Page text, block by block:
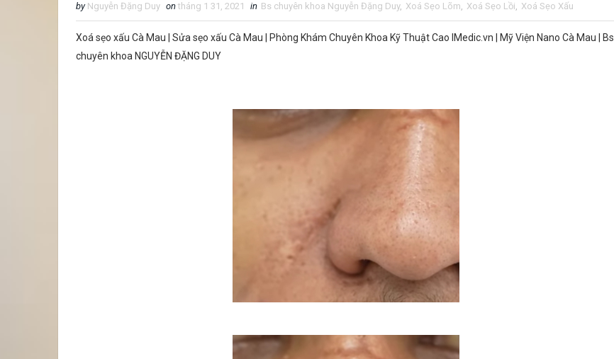
by Nguyễn Đặng Duy on tháng 1 31, 2021 in Bs chuyên khoa Nguyễn Đặng Duy, Xoá Sẹo Lõm, Xoá Sẹo Lồi, Xoá Sẹo Xấu
Xoá sẹo xấu Cà Mau | Sửa sẹo xấu Cà Mau | Phòng Khám Chuyên Khoa Kỹ Thuật Cao IMedic.vn | Mỹ Viện Nano Cà Mau | Bs
chuyên khoa NGUYỄN ĐẶNG DUY